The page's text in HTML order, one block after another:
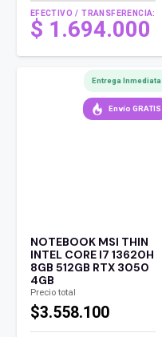
EFECTIVO / TRANSFERENCIA:
$ 1.694.000
Entrega Inmediata
Envío GRATIS
NOTEBOOK MSI THIN
INTEL CORE I7 13620H
8GB 512GB RTX 3050
4GB
Precio total
$3.558.100